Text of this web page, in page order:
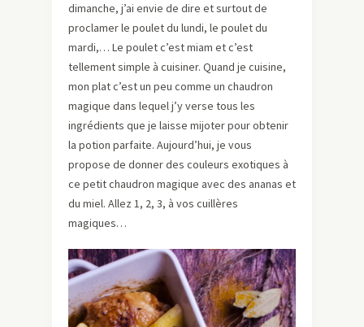
dimanche, j’ai envie de dire et surtout de
proclamer le poulet du lundi, le poulet du
mardi,… Le poulet c’est miam et c’est
tellement simple à cuisiner. Quand je cuisine,
mon plat c’est un peu comme un chaudron
magique dans lequel j’y verse tous les
ingrédients que je laisse mijoter pour obtenir
la potion parfaite. Aujourd’hui, je vous
propose de donner des couleurs exotiques à
ce petit chaudron magique avec des ananas et
du miel. Allez 1, 2, 3, à vos cuillères
magiques…